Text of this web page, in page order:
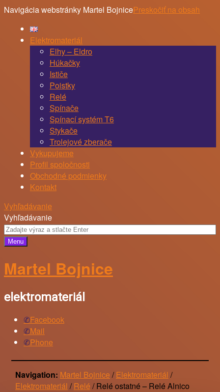
Navigácia webstránky Martel BojnicePreskočiť na obsah
Elektromateriál
Elhy – Eldro
Húkačky
Ističe
Poistky
Relé
Spínače
Spínací systém T6
Stykače
Trolejové zberače
Vykupujeme
Profil spoločnosti
Obchodné podmienky
Kontakt
Vyhľadávanie
Vyhľadávanie
Menu
Martel Bojnice
elektromateriál
Facebook
Mail
Phone
Navigation: Martel Bojnice /Elektromateriál /
Elektromateriál /Relé /Relé ostatné – Relé Alnico